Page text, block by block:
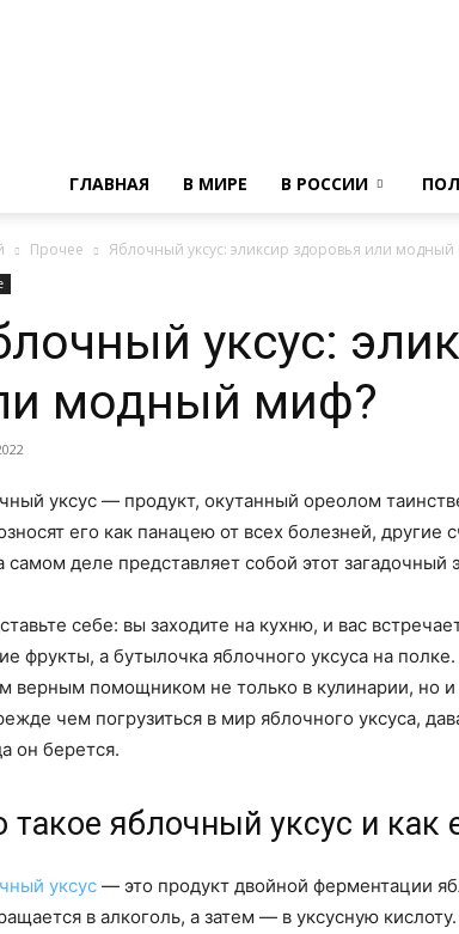
ГЛАВНАЯ В МИРЕ В РОССИИ
Прочее Яблочный уксус: эликсир здоровья или
уксус:
модный миф?
уксус — продукт, окутанный ореолом
его как панацею от всех болезней, другие
самом деле представляет собой этот загадочный
себе: вы заходите на кухню, и вас
фрукты, а бутылочка яблочного уксуса на
верным помощником не только в кулинарии, но
чем погрузиться в мир яблочного уксуса,
он берется.
такое яблочный уксус и как
уксус — это продукт двойной ферментации
в алкоголь, а затем — в уксусную